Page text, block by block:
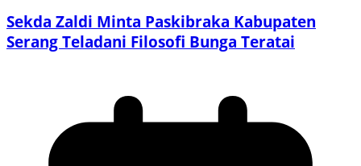
Sekda Zaldi Minta Paskibraka Kabupaten
Serang Teladani Filosofi Bunga Teratai